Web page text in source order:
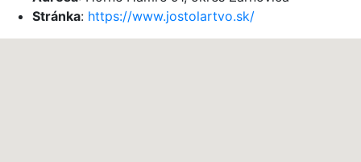
Stránka: https://www.jostolartvo.sk/